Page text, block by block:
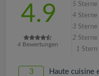
4.9
4 Bewertungen
5 Sterne
4 Sterne
3 Sterne
2 Sterne
1 Stern
3 Haute cuisine